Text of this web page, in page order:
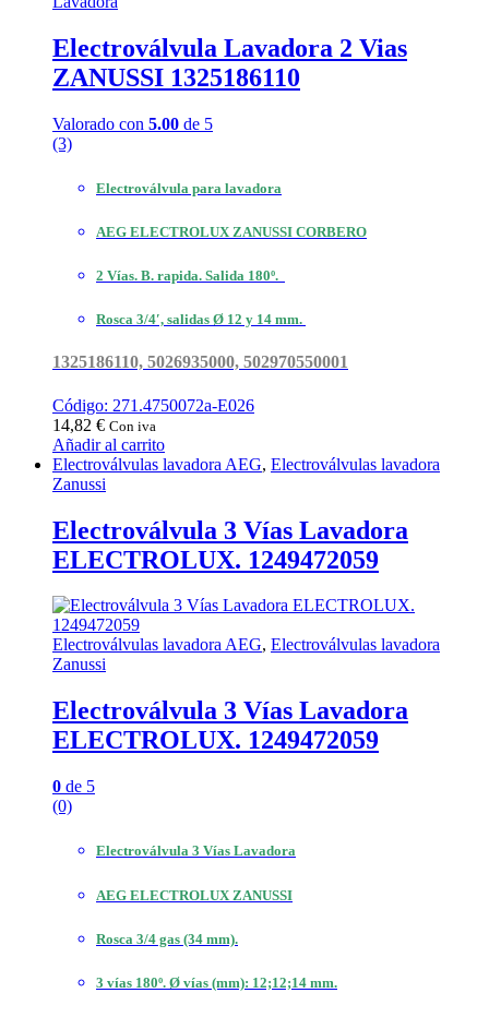
Electroválvula Lavadora 2 Vias
ZANUSSI 1325186110
Valorado con 5.00 de 5
(3)
Electroválvula para lavadora
AEG ELECTROLUX ZANUSSI CORBERO
2 Vías. B. rapida. Salida 180º.
Rosca 3/4′, salidas Ø 12 y 14 mm.
1325186110, 5026935000, 502970550001
Código: 271.4750072a-E026
14,82 € Con iva
Añadir al carrito
Electroválvulas lavadora AEG, Electroválvulas lavadora
Zanussi
Electroválvula 3 Vías Lavadora
ELECTROLUX. 1249472059
Electroválvulas lavadora AEG, Electroválvulas lavadora
Zanussi
Electroválvula 3 Vías Lavadora
ELECTROLUX. 1249472059
0 de 5
(0)
Electroválvula 3 Vías Lavadora
AEG ELECTROLUX ZANUSSI
Rosca 3/4 gas (34 mm).
3 vías 180º. Ø vías (mm): 12;12;14 mm.